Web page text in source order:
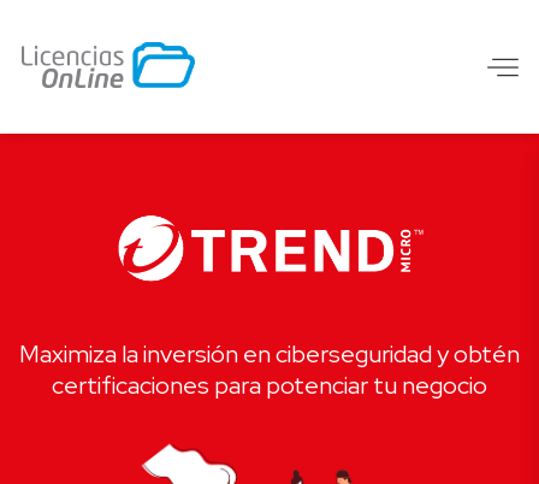
Maximiza la inversión en ciberseguridad y obtén
certificaciones para potenciar tu negocio